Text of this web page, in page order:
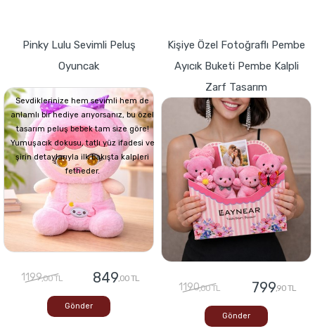
Pinky Lulu Sevimli Peluş
Oyuncak
Sevdiklerinize hem sevimli hem de
anlamlı bir hediye arıyorsanız, bu özel
tasarım peluş bebek tam size göre!
Yumuşacık dokusu, tatlı yüz ifadesi ve
şirin detaylarıyla ilk bakışta kalpleri
fetheder.
1199,00 TL 849,00 TL
Gönder
Kişiye Özel Fotoğraflı Pembe
Ayıcık Buketi Pembe Kalpli
Zarf Tasarım
1190,00 TL 799,90 TL
Gönder